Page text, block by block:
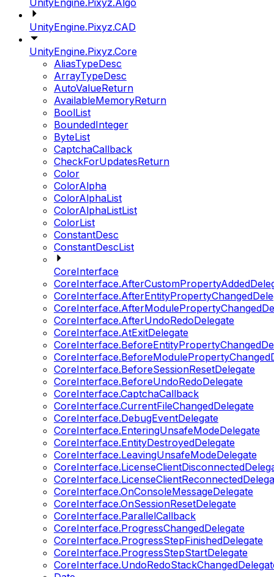
UnityEngine.Pixyz.Algo
UnityEngine.Pixyz.CAD
UnityEngine.Pixyz.Core
AliasTypeDesc
ArrayTypeDesc
AutoValueReturn
AvailableMemoryReturn
BoolList
BoundedInteger
ByteList
CaptchaCallback
CheckForUpdatesReturn
Color
ColorAlpha
ColorAlphaList
ColorAlphaListList
ColorList
ConstantDesc
ConstantDescList
CoreInterface
CoreInterface.AfterUndoRedoDelegate
CoreInterface.AtExitDelegate
CoreInterface.BeforeSessionResetDelegate
CoreInterface.BeforeUndoRedoDelegate
CoreInterface.CaptchaCallback
CoreInterface.CurrentFileChangedDelegate
CoreInterface.DebugEventDelegate
CoreInterface.EnteringUnsafeModeDelegate
CoreInterface.EntityDestroyedDelegate
CoreInterface.LeavingUnsafeModeDelegate
CoreInterface.OnConsoleMessageDelegate
CoreInterface.OnSessionResetDelegate
CoreInterface.ParallelCallback
CoreInterface.ProgressChangedDelegate
CoreInterface.ProgressStepFinishedDelegate
CoreInterface.ProgressStepStartDelegate